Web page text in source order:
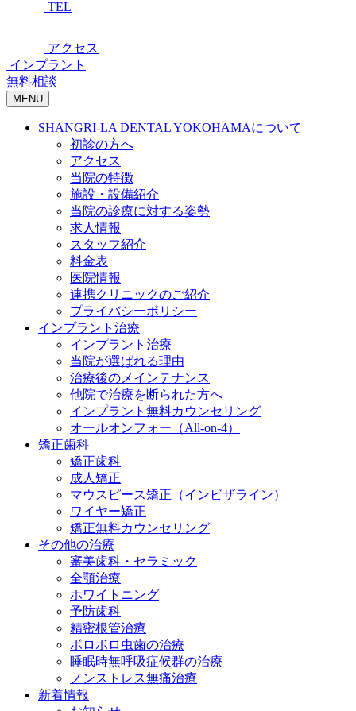
TEL
アクセス
インプラント
無料相談
MENU
SHANGRI-LA DENTAL YOKOHAMAについて
初診の方へ
アクセス
当院の特徴
施設・設備紹介
当院の診療に対する姿勢
求人情報
スタッフ紹介
料金表
医院情報
連携クリニックのご紹介
プライバシーポリシー
インプラント治療
インプラント治療
当院が選ばれる理由
治療後のメインテナンス
他院で治療を断られた方へ
インプラント無料カウンセリング
オールオンフォー（All-on-4）
矯正歯科
矯正歯科
成人矯正
マウスピース矯正（インビザライン）
ワイヤー矯正
矯正無料カウンセリング
その他の治療
審美歯科・セラミック
全顎治療
ホワイトニング
予防歯科
精密根管治療
ボロボロ虫歯の治療
睡眠時無呼吸症候群の治療
ノンストレス無痛治療
新着情報